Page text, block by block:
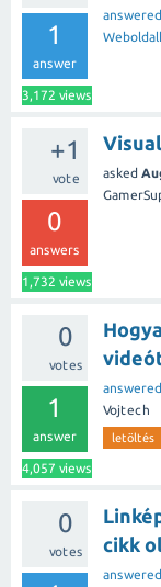
1
answer
3,172 views
answered
+1
vote
0
answers
1,732 views
asked
0
votes
1
answer
4,057 views
answered
Vojtech
letöltés
0
votes
cikk
answered